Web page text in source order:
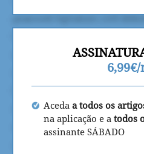
Aceda a todos os
na aplicação e a todos
assinante SÁBADO